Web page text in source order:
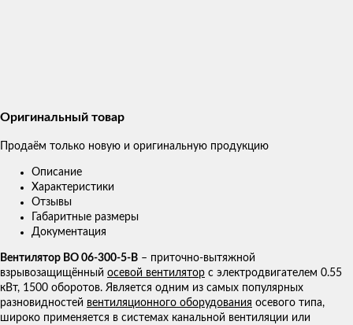
Оригинальный товар
Продаём только новую и оригинальную продукцию
Описание
Характеристики
Отзывы
Габаритные размеры
Документация
Вентилятор ВО 06-300-5-В – приточно-вытяжной
взрывозащищённый осевой вентилятор с электродвигателем 0.55
кВт, 1500 оборотов. Является одним из самых популярных
разновидностей вентиляционного оборудования осевого типа,
широко применяется в системах канальной вентиляции или